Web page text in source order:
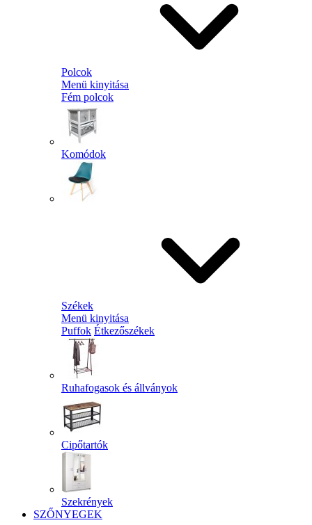
Polcok
Menü kinyitása
Fém polcok
Komódok
Székek
Menü kinyitása
Puffok Étkezőszékek
Ruhafogasok és állványok
Cipőtartók
Szekrények
SZŐNYEGEK